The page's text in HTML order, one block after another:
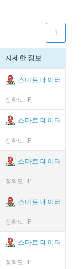
1
자세한 정보
스마트 데이터
정확도: IP
스마트 데이터
정확도: IP
스마트 데이터
정확도: IP
스마트 데이터
정확도: IP
스마트 데이터
정확도: IP